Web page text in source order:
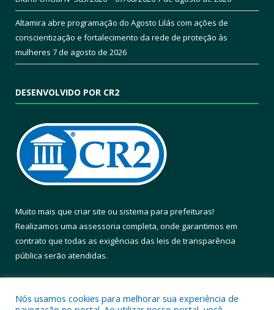
Altamira abre programação do Agosto Lilás com ações de
conscientização e fortalecimento da rede de proteção às
mulheres 7 de agosto de 2026
DESENVOLVIDO POR CR2
Muito mais que criar site ou sistema para prefeituras!
Realizamos uma assessoria completa, onde garantimos em
contrato que todas as exigências das leis de transparência
pública serão atendidas.
Nós usamos cookies para melhorar sua experiência de